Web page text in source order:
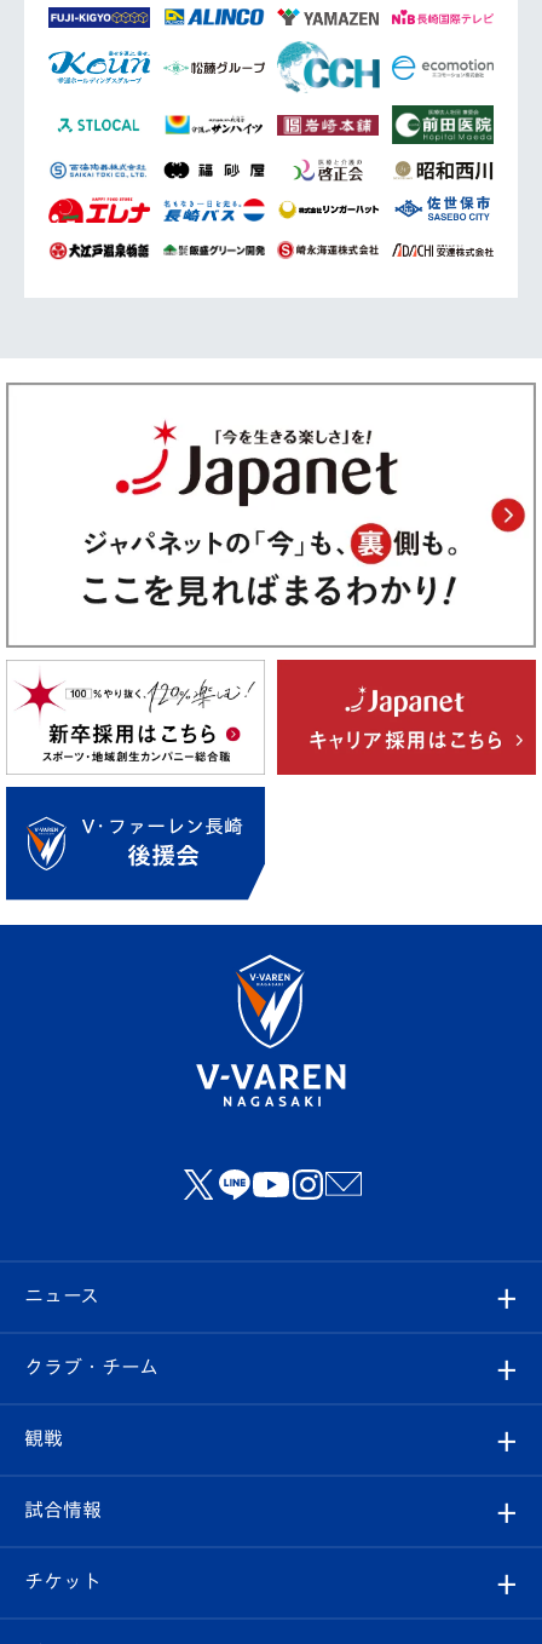
ニュース
すべて
クラブ
試合情報
クラブ・チーム
クラブ概要
エンブレム紹介
観戦
観戦ルール
はじめての観戦ガイド
試合情報
試合日程/結果
チケット